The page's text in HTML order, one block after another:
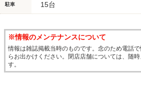
駐車 15台
※情報のメンテナンスについて
情報は雑誌掲載当時のものです。念のため電話
らお出かけください。閉店店舗については、随
す。